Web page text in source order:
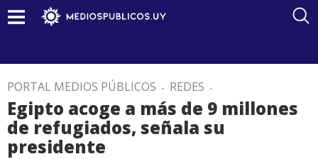
PORTAL MEDIOS PÚBLICOS . REDES .
Egipto acoge a más de 9 millones
de refugiados, señala su
presidente